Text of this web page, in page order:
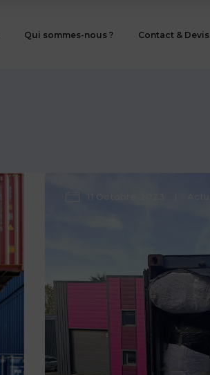
Qui sommes-nous ? Contact & Devis